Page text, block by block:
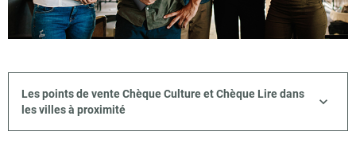
Les points de vente Chèque Culture et Chèque Lire dans
les villes à proximité